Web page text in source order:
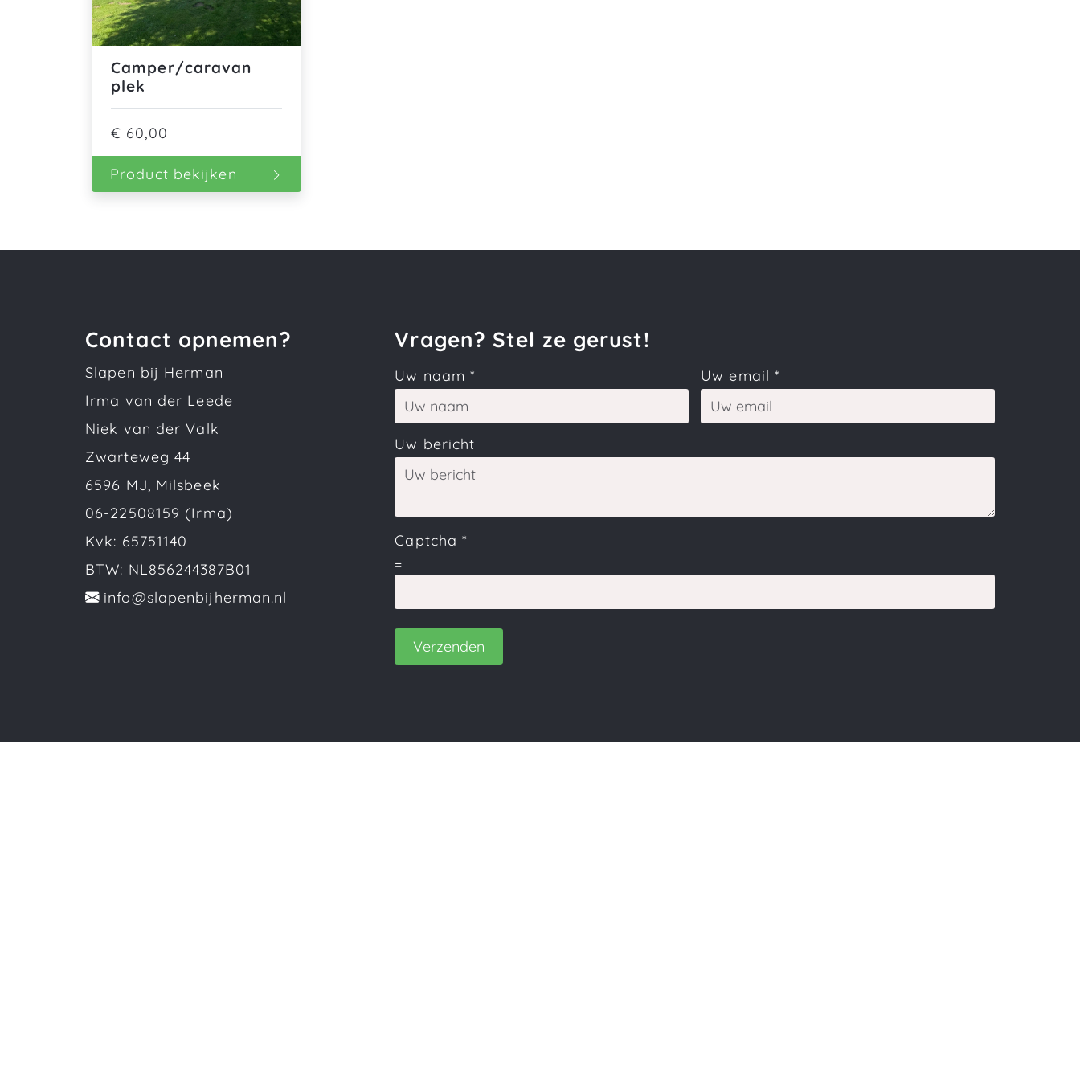
Camper/caravan
plek
€ 60,00
Product bekijken
Contact opnemen?
Slapen bij Herman
Irma van der Leede
Niek van der Valk
Zwarteweg 44
6596 MJ, Milsbeek
06-22508159 (Irma)
Kvk: 65751140
BTW: NL856244387B01
info@slapenbijherman.nl
Vragen? Stel ze gerust!
Uw naam* Uw email*
Uw bericht
Captcha*
=
Verzenden